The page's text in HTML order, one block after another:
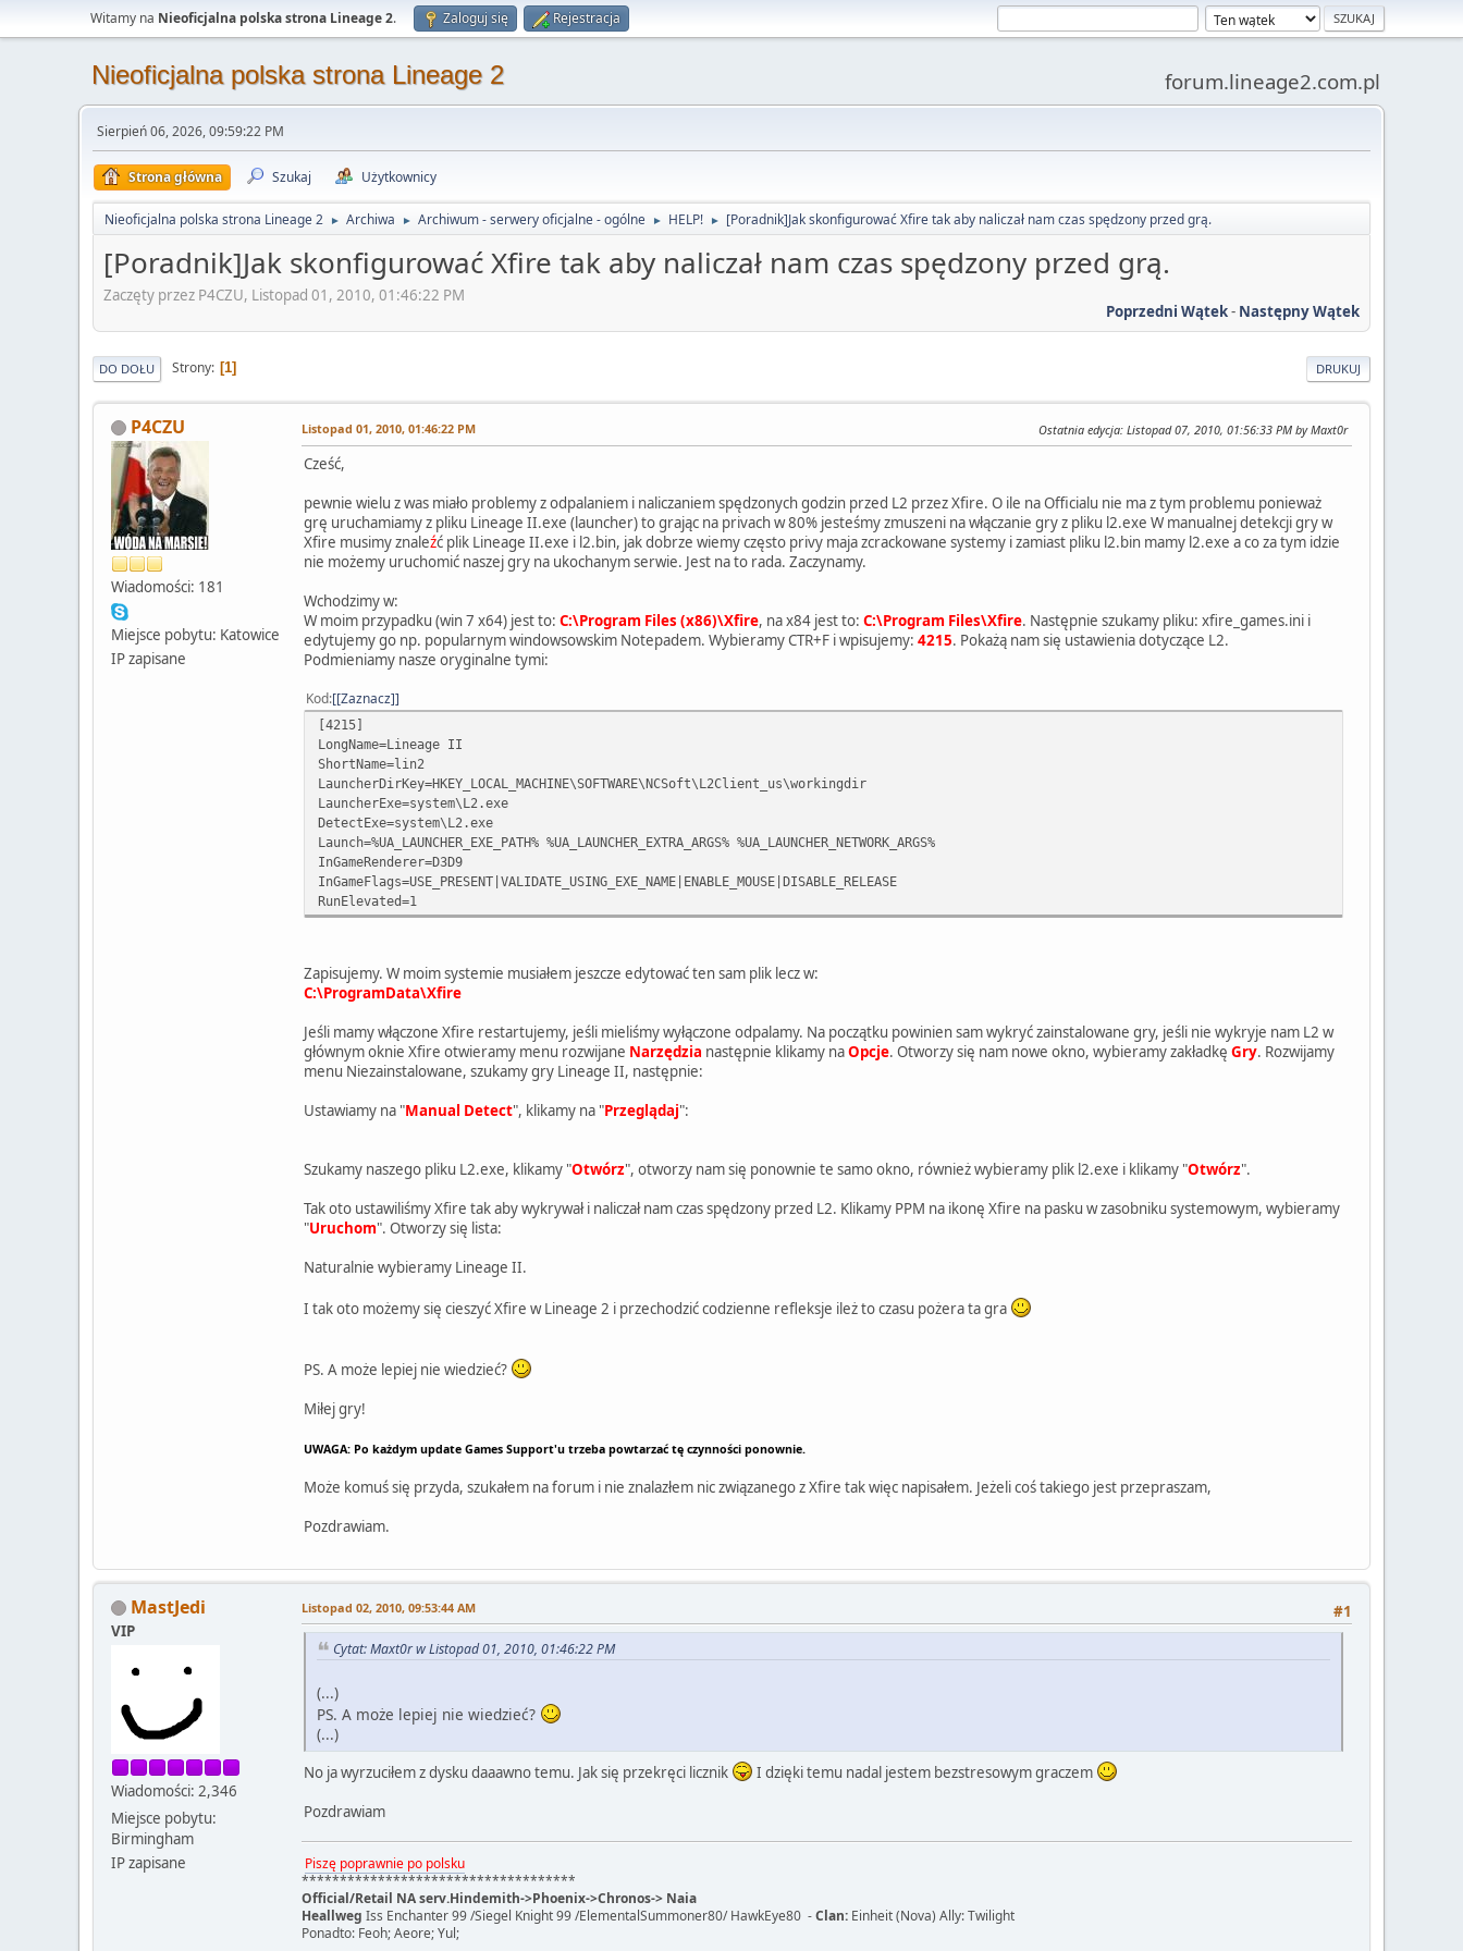
Witamy na Nieoficjalna polska strona Lineage 2. Zaloguj się Rejestracja
Nieoficjalna polska strona Lineage 2 forum.lineage2.com.pl
Sierpień 06, 2026, 09:59:22 PM
Strona główna Szukaj Użytkownicy
Nieoficjalna polska strona Lineage 2 ► Archiwa ► Archiwum - serwery oficjalne - ogólne ► HELP! ► [Poradnik]Jak skonfigurować Xfire tak aby naliczał nam czas spędzony przed grą.
[Poradnik]Jak skonfigurować Xfire tak aby naliczał nam czas spędzony przed grą.
Zaczęty przez P4CZU, Listopad 01, 2010, 01:46:22 PM
Poprzedni Wątek- Następny Wątek
DRUKUJ
DO DOŁU Strony 1
P4CZU
Wiadomości: 181
Miejsce pobytu: Katowice
IP zapisane
Listopad 01, 2010, 01:46:22 PM Ostatnia edycja: Listopad 07, 2010, 01:56:33 PM by Maxt0r
Cześć,
pewnie wielu z was miało problemy z odpalaniem i naliczaniem spędzonych godzin przed L2 przez Xfire. O ile na Officialu nie ma z tym problemu ponieważ
grę uruchamiamy z pliku Lineage II.exe (launcher) to grając na privach w 80% jesteśmy zmuszeni na włączanie gry z pliku l2.exe W manualnej detekcji gry w
Xfire musimy znaleźć plik Lineage II.exe i l2.bin, jak dobrze wiemy często privy maja zcrackowane systemy i zamiast pliku l2.bin mamy l2.exe a co za tym idzie
nie możemy uruchomić naszej gry na ukochanym serwie. Jest na to rada. Zaczynamy.
Wchodzimy w:
W moim przypadku (win 7 x64) jest to: C:\Program Files (x86)\Xfire, na x84 jest to: C:\Program Files\Xfire. Następnie szukamy pliku: xfire_games.ini i
edytujemy go np. popularnym windowsowskim Notepadem. Wybieramy CTR+F i wpisujemy: 4215. Pokażą nam się ustawienia dotyczące L2.
Podmieniamy nasze oryginalne tymi:
Kod [Zaznacz]
[4215]
LongName=Lineage II
ShortName=lin2
LauncherDirKey=HKEY_LOCAL_MACHINE\SOFTWARE\NCSoft\L2Client_us\workingdir
LauncherExe=system\L2.exe
DetectExe=system\L2.exe
Launch=%UA_LAUNCHER_EXE_PATH% %UA_LAUNCHER_EXTRA_ARGS% %UA_LAUNCHER_NETWORK_ARGS%
InGameRenderer=D3D9
InGameFlags=USE_PRESENT|VALIDATE_USING_EXE_NAME|ENABLE_MOUSE|DISABLE_RELEASE
RunElevated=1
Zapisujemy. W moim systemie musiałem jeszcze edytować ten sam plik lecz w:
C:\ProgramData\Xfire
Jeśli mamy włączone Xfire restartujemy, jeśli mieliśmy wyłączone odpalamy. Na początku powinien sam wykryć zainstalowane gry, jeśli nie wykryje nam L2 w
głównym oknie Xfire otwieramy menu rozwijane Narzędzia następnie klikamy naOpcje. Otworzy się nam nowe okno, wybieramy zakładkę Gry. Rozwijamy
menu Niezainstalowane, szukamy gry Lineage II, następnie:
Ustawiamy na "Manual Detect", klikamy na "Przeglądaj":
Szukamy naszego pliku L2.exe, klikamy "Otwórz", otworzy nam się ponownie te samo okno, również wybieramy plik l2.exe i klikamy "Otwórz".
Tak oto ustawiliśmy Xfire tak aby wykrywał i naliczał nam czas spędzony przed L2. Klikamy PPM na ikonę Xfire na pasku w zasobniku systemowym, wybieramy
"Uruchom". Otworzy się lista:
Naturalnie wybieramy Lineage II.
I tak oto możemy się cieszyć Xfire w Lineage 2 i przechodzić codzienne refleksje ileż to czasu pożera ta gra
PS. A może lepiej nie wiedzieć?
Miłej gry!
UWAGA: Po każdym update Games Support'u trzeba powtarzać tę czynności ponownie.
Może komuś się przyda, szukałem na forum i nie znalazłem nic związanego z Xfire tak więc napisałem. Jeżeli coś takiego jest przepraszam,
Pozdrawiam.
MastJedi
VIP
Wiadomości: 2,346
Miejsce pobytu:
Birmingham
IP zapisane
#1
Listopad 02, 2010, 09:53:44 AM
Cytat: Maxt0r w Listopad 01, 2010, 01:46:22 PM
(...)
PS. A może lepiej nie wiedzieć?
(...)
No ja wyrzuciłem z dysku daaawno temu. Jak się przekręci licznik
I dzięki temu nadal jestem bezstresowym graczem
Pozdrawiam
Piszę poprawnie po polsku
************************************
Official/Retail NA serv.Hindemith->Phoenix->Chronos-> Naia
Heallweg Iss Enchanter 99 /Siegel Knight 99 /ElementalSummoner80/ HawkEye80 -Clan: Einheit (Nova) Ally: Twilight
Ponadto: Feoh; Aeore; Yul;